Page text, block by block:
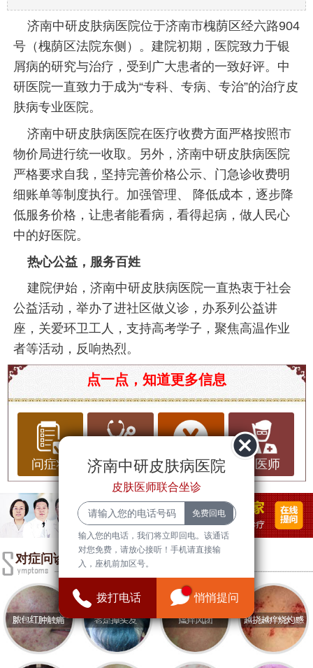
济南中研皮肤病医院位于济南市槐荫区经六路904
号（槐荫区法院东侧）。建院初期，医院致力于银
屑病的研究与治疗，受到广大患者的一致好评。中
研医院一直致力于成为“专科、专病、专治”的治疗皮
肤病专业医院。
济南中研皮肤病医院在医疗收费方面严格按照市
物价局进行统一收取。另外，济南中研皮肤病医院
严格要求自我，坚持完善价格公示、门急诊收费明
细账单等制度执行。加强管理、 降低成本，逐步降
低服务价格，让患者能看病，看得起病，做人民心
中的好医院。
热心公益，服务百姓
建院伊始，济南中研皮肤病医院一直热衷于社会
公益活动，举办了进社区做义诊，办系列公益讲
座，关爱环卫工人，支持高考学子，聚焦高温作业
者等活动，反响热烈。
揭秘黄褐斑的形成原因！这些治疗方法让你告别困
扰
黄褐斑是一种常见的皮肤问题，尤其在女性中较为
普遍。它不仅影响面部美观，还可能引发自我意识
的困扰。那么，黄褐斑到底是怎么形成的？有哪些
科学有效的治疗方法呢？今天，我们就来详细解析
黄褐斑的形成原因和治疗方法。
黄褐斑的形成原因
黄褐斑的形成是一个复杂的生物化学过程，主要与
以下几个因素有关：
1. 遗传因素
遗传在黄褐斑的形成中起着重要作用。如果家族中
有黄褐斑患者，你患病的概率会大大增加。
点一点，知道更多信息
问症状 问治疗 问费用 问医师
对症问诊
济南中研皮肤病医院
皮肤医师联合坐诊
输入您的电话，我们将立即回电。该通话
对您免费，请放心接听！手机请直接输
入，座机前加区号。
拨打电话 悄悄提问